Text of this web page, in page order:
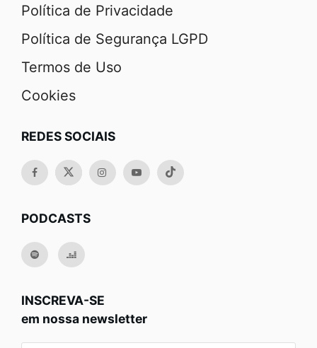
Política de Privacidade
Política de Segurança LGPD
Termos de Uso
Cookies
REDES SOCIAIS
PODCASTS
INSCREVA-SE
em nossa newsletter